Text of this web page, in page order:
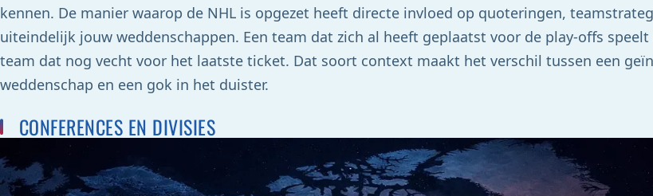
kennen. De manier waarop de NHL is opgezet heeft directe invloed op quoteringen,
uiteindelijk jouw weddenschappen. Een team dat zich al heeft geplaatst voor de play-offs speelt
team dat nog vecht voor het laatste ticket. Dat soort context maakt het verschil tussen een
weddenschap en een gok in het duister.
CONFERENCES EN DIVISIES